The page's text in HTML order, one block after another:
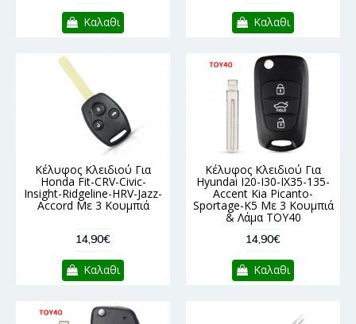
Καλαθι Καλαθι
Κέλυφος Κλειδιού Για
Honda Fit-CRV-Civic-
Insight-Ridgeline-HRV-Jazz-
Accord Με 3 Κουμπιά
14,90€
Καλαθι
Κέλυφος Κλειδιού Για
Hyundai I20-I30-IX35-135-
Accent Kia Picanto-
Sportage-K5 Με 3 Κουμπιά
& Λάμα TOY40
14,90€
Καλαθι